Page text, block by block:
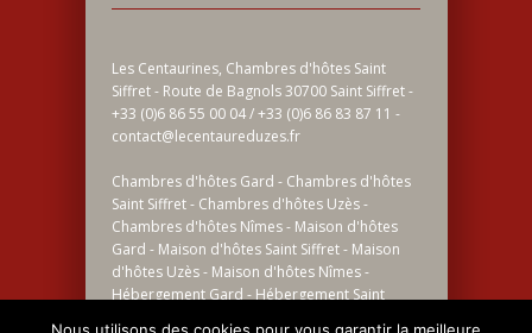
Les Centaurines, Chambres d'hôtes Saint
Siffret - Route de Bagnols 30700 Saint Siffret -
+33 (0)6 86 55 00 04 / +33 (0)6 86 83 87 11 -
contact@lecentaureduzes.fr
Chambres d'hôtes Gard - Chambres d'hôtes
Saint Siffret - Chambres d'hôtes Uzès -
Chambres d'hôtes Nîmes - Maison d'hôtes
Gard - Maison d'hôtes Saint Siffret - Maison
d'hôtes Uzès - Maison d'hôtes Nîmes -
Hébergement Gard - Hébergement Saint